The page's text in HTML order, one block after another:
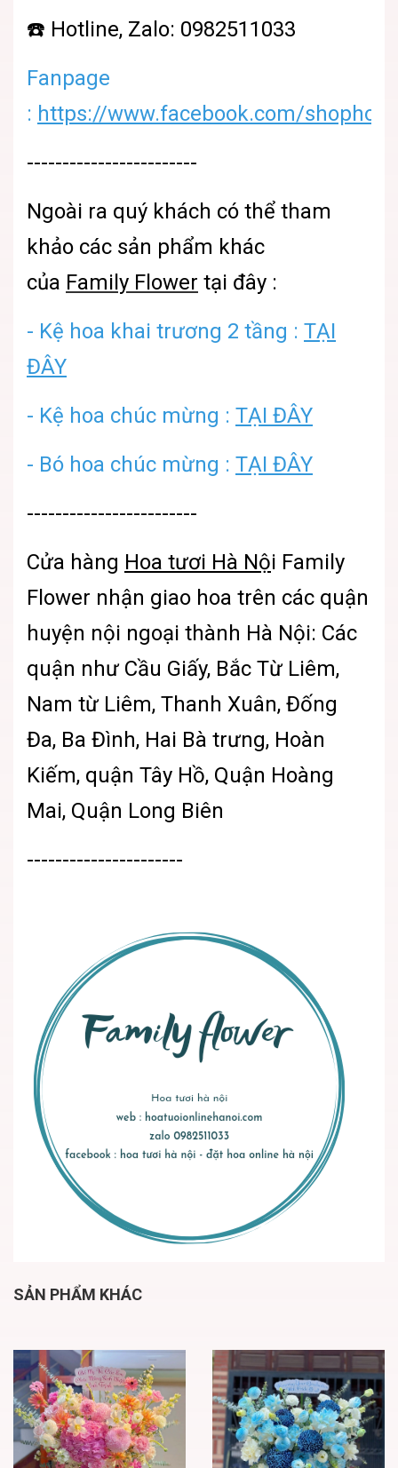
☎️ Hotline, Zalo: 0982511033
Fanpage
: https://www.facebook.com/
------------------------
Ngoài ra quý khách có thể tham
khảo các sản phẩm khác
của Family Flower tại đây :
- Kệ hoa khai trương 2 tầng : TẠI
ĐÂY
- Kệ hoa chúc mừng : TẠI ĐÂY
- Bó hoa chúc mừng : TẠI ĐÂY
------------------------
Cửa hàng Hoa tươi Hà Nội Family
Flower nhận giao hoa trên các quận
huyện nội ngoại thành Hà Nội: Các
quận như Cầu Giấy, Bắc Từ Liêm,
Nam từ Liêm, Thanh Xuân, Đống
Đa, Ba Đình, Hai Bà trưng, Hoàn
Kiếm, quận Tây Hồ, Quận Hoàng
Mai, Quận Long Biên
----------------------
SẢN PHẨM KHÁC